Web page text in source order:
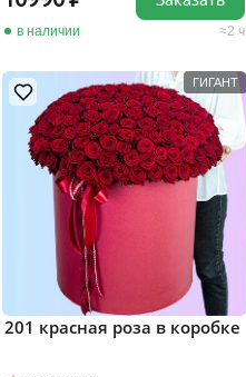
в наличии 2 ч
ГИГАНТ
201 красная роза в коробке